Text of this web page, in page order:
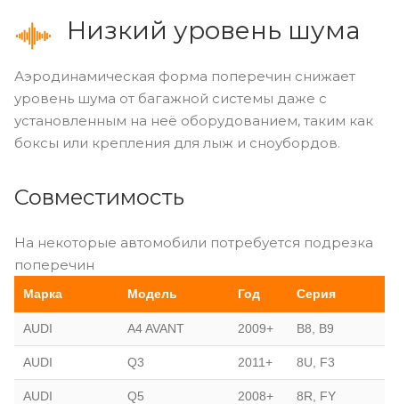
Низкий уровень шума
Аэродинамическая форма поперечин снижает
уровень шума от багажной системы даже с
установленным на неё оборудованием, таким как
боксы или крепления для лыж и сноубордов.
Совместимость
На некоторые автомобили потребуется подрезка
поперечин
Марка Модель Год Серия
AUDI A4 AVANT 2009+ B8, B9
AUDI Q3 2011+ 8U, F3
AUDI Q5 2008+ 8R, FY